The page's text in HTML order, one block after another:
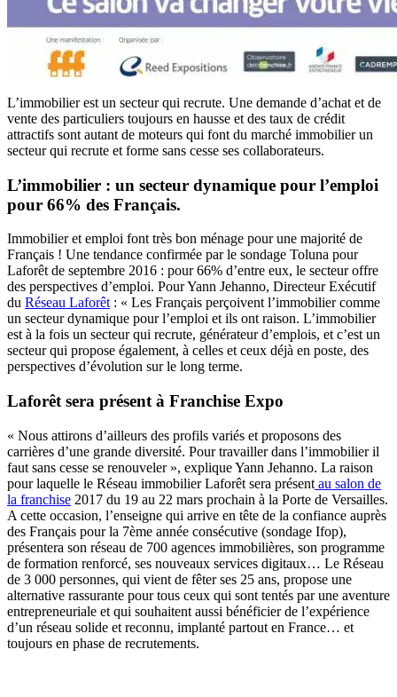
L’immobilier est un secteur qui recrute. Une demande d’achat et de
vente des particuliers toujours en hausse et des taux de crédit
attractifs sont autant de moteurs qui font du marché immobilier un
secteur qui recrute et forme sans cesse ses collaborateurs.
L’immobilier : un secteur dynamique pour l’emploi
pour 66% des Français.
Immobilier et emploi font très bon ménage pour une majorité de
Français ! Une tendance confirmée par le sondage Toluna pour
Laforêt de septembre 2016 : pour 66% d’entre eux, le secteur offre
des perspectives d’emploi. Pour Yann Jehanno, Directeur Exécutif
du Réseau Laforêt : « Les Français perçoivent l’immobilier comme
un secteur dynamique pour l’emploi et ils ont raison. L’immobilier
est à la fois un secteur qui recrute, générateur d’emplois, et c’est un
secteur qui propose également, à celles et ceux déjà en poste, des
perspectives d’évolution sur le long terme.
Laforêt sera présent à Franchise Expo
« Nous attirons d’ailleurs des profils variés et proposons des
carrières d’une grande diversité. Pour travailler dans l’immobilier il
faut sans cesse se renouveler », explique Yann Jehanno. La raison
pour laquelle le Réseau immobilier Laforêt sera présent au salon de
la franchise 2017 du 19 au 22 mars prochain à la Porte de Versailles.
A cette occasion, l’enseigne qui arrive en tête de la confiance auprès
des Français pour la 7ème année consécutive (sondage Ifop),
présentera son réseau de 700 agences immobilières, son programme
de formation renforcé, ses nouveaux services digitaux… Le Réseau
de 3 000 personnes, qui vient de fêter ses 25 ans, propose une
alternative rassurante pour tous ceux qui sont tentés par une aventure
entrepreneuriale et qui souhaitent aussi bénéficier de l’expérience
d’un réseau solide et reconnu, implanté partout en France… et
toujours en phase de recrutements.